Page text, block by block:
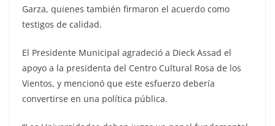
Garza, quienes también firmaron el acuerdo como
testigos de calidad.
El Presidente Municipal agradeció a Dieck Assad el
apoyo a la presidenta del Centro Cultural Rosa de los
Vientos, y mencionó que este esfuerzo debería
convertirse en una política pública.